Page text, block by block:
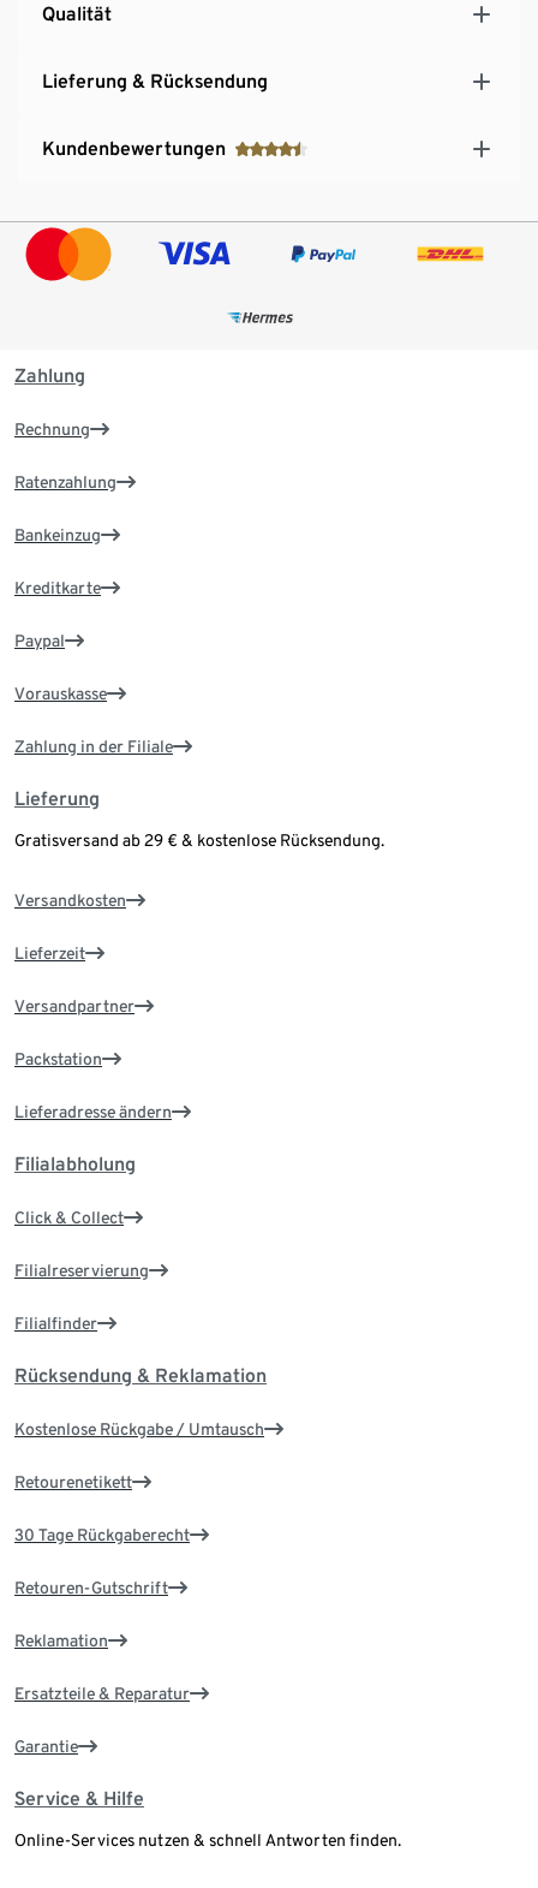
Qualität
Lieferung & Rücksendung
Kundenbewertungen
Zahlung
Rechnung
Ratenzahlung
Bankeinzug
Kreditkarte
Paypal
Vorauskasse
Zahlung in der Filiale
Lieferung
Gratisversand ab 29 € & kostenlose Rücksendung.
Versandkosten
Lieferzeit
Versandpartner
Packstation
Lieferadresse ändern
Filialabholung
Click & Collect
Filialreservierung
Filialfinder
Rücksendung & Reklamation
Kostenlose Rückgabe / Umtausch
Retourenetikett
30 Tage Rückgaberecht
Retouren-Gutschrift
Reklamation
Ersatzteile & Reparatur
Garantie
Service & Hilfe
Online-Services nutzen & schnell Antworten finden.